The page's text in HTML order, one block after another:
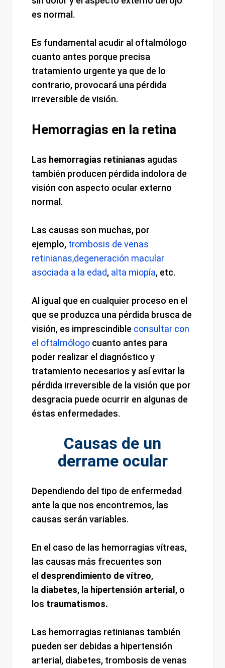
es normal.
Es fundamental acudir al oftalmólogo
cuanto antes porque precisa
tratamiento urgente ya que de lo
contrario, provocará una pérdida
irreversible de visión.
Hemorragias en la retina
Las hemorragias retinianas agudas
también producen pérdida indolora de
visión con aspecto ocular externo
normal.
Las causas son muchas, por
ejemplo, trombosis de venas
retinianas,degeneración macular
asociada a la edad, alta miopía, etc.
Al igual que en cualquier proceso en el
que se produzca una pérdida brusca de
visión, es imprescindible consultar con
el oftalmólogo cuanto antes para
poder realizar el diagnóstico y
tratamiento necesarios y así evitar la
pérdida irreversible de la visión que por
desgracia puede ocurrir en algunas de
éstas enfermedades.
Causas de un
derrame ocular
Dependiendo del tipo de enfermedad
ante la que nos encontremos, las
causas serán variables.
En el caso de las hemorragias vítreas,
las causas más frecuentes son
el desprendimiento de vítreo,
la diabetes, la hipertensión arterial , o
los traumatismos.
Las hemorragias retinianas también
pueden ser debidas a hipertensión
arterial, diabetes, trombosis de venas